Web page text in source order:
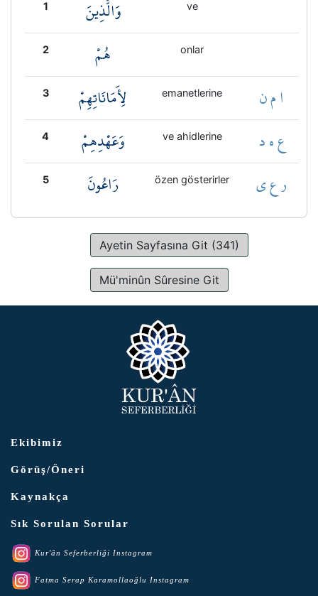
Üyelik
1 وَالَّذِينَ ve
2 هُمْ onlar
3 لِأَمَانَاتِهِمْ emanetlerine ا م ن
4 وَعَهْدِهِمْ ve ahidlerine ع ه د
5 رَاعُونَ özen gösterirler ر ع ي
Ayetin Sayfasına Git (341)
Mü'minûn Sûresine Git
Ekibimiz
Görüş/Öneri
Kaynakça
Sık Sorulan Sorular
Kur'ân Seferberliği Instagram
Fatma Serap Karamollaoğlu Instagram